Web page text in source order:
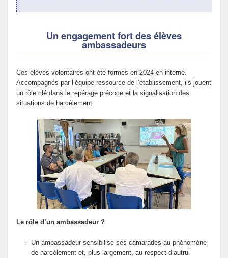
Un engagement fort des élèves
ambassadeurs
Ces élèves volontaires ont été formés en 2024 en interne.
Accompagnés par l’équipe ressource de l’établissement, ils jouent
un rôle clé dans le repérage précoce et la signalisation des
situations de harcèlement.
Le rôle d’un ambassadeur ?
Un ambassadeur sensibilise ses camarades au phénomène
de harcèlement et, plus largement, au respect d’autrui